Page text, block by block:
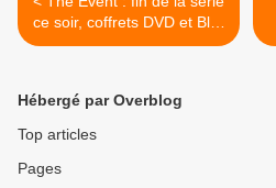
ce soir, coffrets DVD et Blu-
Ray dès demain.
Hébergé par Overblog
Top articles
Pages